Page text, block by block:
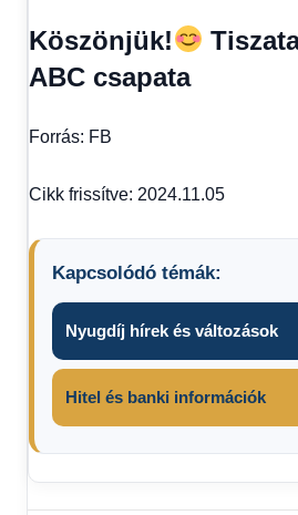
Köszönjük!
ABC csapata
Forrás: FB
Cikk frissítve: 2024.11.05
Kapcsolódó témák:
Nyugdíj hírek és változások
Hitel és banki információk